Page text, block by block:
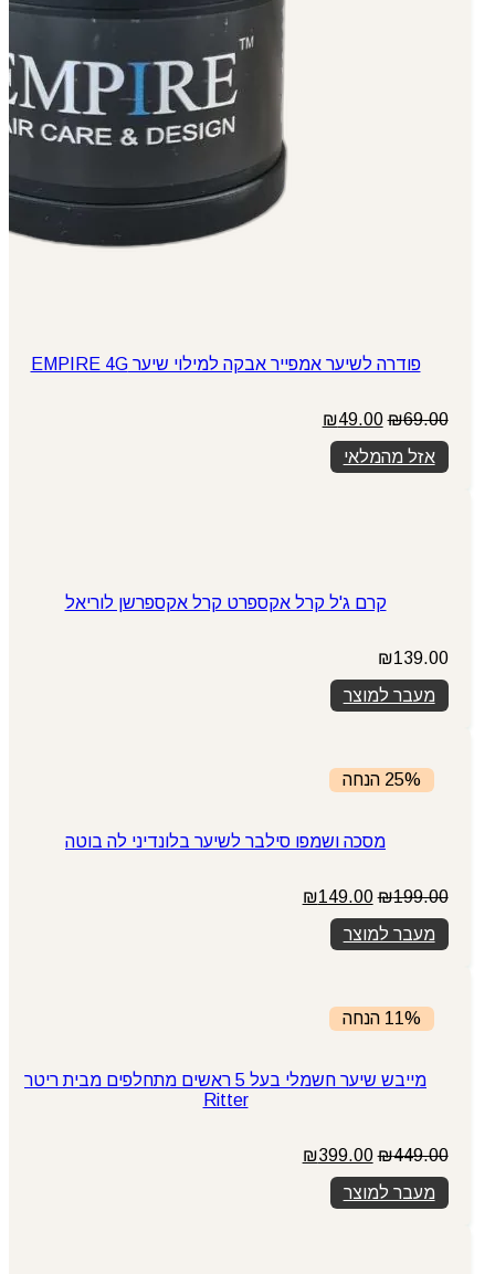
פודרה לשיער אמפייר אבקה למילוי שיער EMPIRE 4G
₪69.00
המחיר
המקורי
היה:
₪69.00.
₪49.00
אזל מהמלאי
קרם ג'ל קרל אקספרט קרל אקספרשן לוריאל
₪139.00
מעבר למוצר
25% הנחה
מסכה ושמפו סילבר לשיער בלונדיני לה בוטה
₪199.00
המחיר
המקורי
היה:
₪199.00.
₪149.00
מעבר למוצר
11% הנחה
מייבש שיער חשמלי בעל 5 ראשים מתחלפים מבית ריטר
Ritter
₪449.00
המחיר
המקורי
היה:
₪449.00.
₪399.00
מעבר למוצר